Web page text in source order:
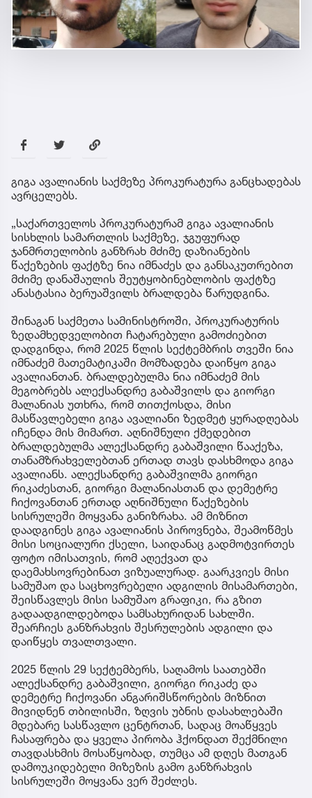
გიგა ავალიანის საქმეზე პროკურატურა განცხადებას
ავრცელებს.
„საქართველოს პროკურატურამ გიგა ავალიანის
სისხლის სამართლის საქმეზე, ჯგუფურად
ჯანმრთელობის განზრახ მძიმე დაზიანების
წაქეზების ფაქტზე ნია იმნაძეს და განსაკუთრებით
მძიმე დანაშაულის შეუტყობინებლობის ფაქტზე
ანასტასია ბერუაშვილს ბრალდება წარუდგინა.
შინაგან საქმეთა სამინისტროში, პროკურატურის
ზედამხედველობით ჩატარებული გამოძიებით
დადგინდა, რომ 2025 წლის სექტემბრის თვეში ნია
იმნაძემ მათემატიკაში მომზადება დაიწყო გიგა
ავალიანთან. ბრალდებულმა ნია იმნაძემ მის
მეგობრებს ალექსანდრე გაბაშვილს და გიორგი
მალანიას უთხრა, რომ თითქოსდა, მისი
მასწავლებელი გიგა ავალიანი ზედმეტ ყურადღებას
იჩენდა მის მიმართ. აღნიშნული ქმედებით
ბრალდებულმა ალექსანდრე გაბაშვილი წააქეზა,
თანამზრახველებთან ერთად თავს დასხმოდა გიგა
ავალიანს. ალექსანდრე გაბაშვილმა გიორგი
რიკაძესთან, გიორგი მალანიასთან და დემეტრე
ჩიქოვანთან ერთად აღნიშნული წაქეზების
სისრულეში მოყვანა განიზრახა. ამ მიზნით
დაადგინეს გიგა ავალიანის პიროვნება, შეამოწმეს
მისი სოციალური ქსელი, საიდანაც გადმოტვირთეს
ფოტო იმისათვის, რომ აღექვათ და
დაემახსოვრებინათ ვიზუალურად. გაარკვიეს მისი
სამუშაო და საცხოვრებელი ადგილის მისამართები,
შეისწავლეს მისი სამუშაო გრაფიკი, რა გზით
გადაადგილდებოდა სამსახურიდან სახლში.
შეარჩიეს განზრახვის შესრულების ადგილი და
დაიწყეს თვალთვალი.
2025 წლის 29 სექტემბერს, საღამოს საათებში
ალექსანდრე გაბაშვილი, გიორგი რიკაძე და
დემეტრე ჩიქოვანი ანგარიშსწორების მიზნით
მივიდნენ თბილისში, ზღვის უბნის დასახლებაში
მდებარე სასწავლო ცენტრთან, სადაც მოაწყვეს
ჩასაფრება და ყველა პირობა ჰქონდათ შექმნილი
თავდასხმის მოსაწყობად, თუმცა ამ დღეს მათგან
დამოუკიდებელი მიზეზის გამო განზრახვის
სისრულეში მოყვანა ვერ შეძლეს.